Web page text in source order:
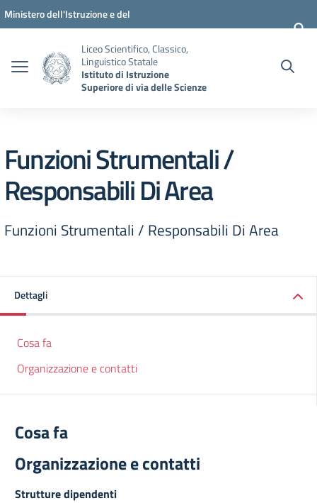
Vai ai contenuti
Vai al menu di navigazione
Vai al footer
Ministero dell'Istruzione e del
Liceo Scientifico, Classico,
Linguistico Statale
Istituto di Istruzione
Superiore di via delle Scienze
Funzioni Strumentali /
Responsabili Di Area
Funzioni Strumentali / Responsabili Di Area
Dettagli
Cosa fa
Organizzazione e contatti
Cosa fa
Organizzazione e contatti
Strutture dipendenti